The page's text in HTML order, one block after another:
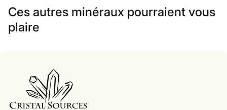
Ces autres minéraux pourraient vous
plaire